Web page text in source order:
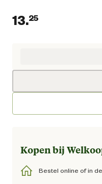
13.25
Kopen bij
Bestel online of in de